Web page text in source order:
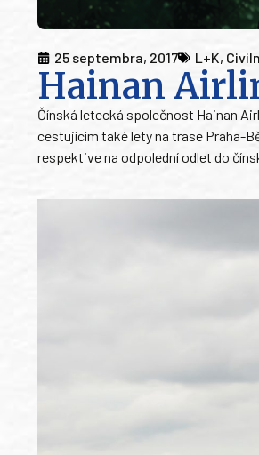
25 septembra, 2017 L+K,
Hainan
Čínská letecká společnost Hainan
cestujícím také lety na trase Praha-
respektive na odpolední odlet do